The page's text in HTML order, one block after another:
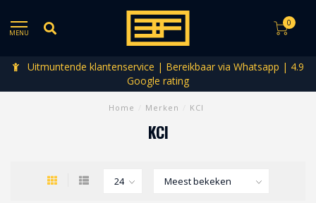
MENU
0
Uitmuntende klantenservice | Bereikbaar via Whatsapp | 4.9
Google rating
Home Merken KCI
KCI